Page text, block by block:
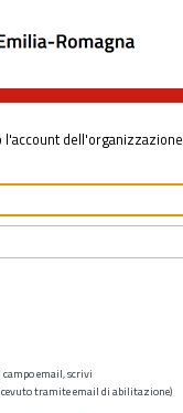
dell'organizzazione
campo email, scrivi
tramite email di abilitazione)